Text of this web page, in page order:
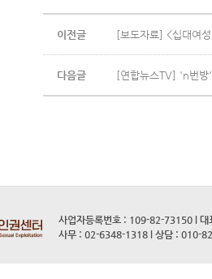
이전글 [보도자료] <십대여
다음글 [연합뉴스TV] 'n번
사업자등록번호 : 109-82-73150 l 대
사무 : 02-6348-1318 l 상담 : 010-